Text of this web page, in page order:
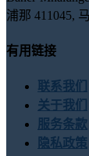
浦那 411045,
有用链接
联系我们
关于我们
服务条款
隐私政策